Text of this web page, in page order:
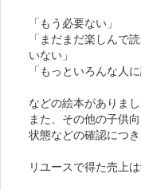
「もう必要ない」
「まだまだ楽しんで
いない」
「もっといろんな人
などの絵本がありま
また、その他の子供
状態などの確認につ
リユースで得た売上